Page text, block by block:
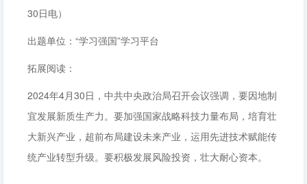
30日电）
出题单位：“学习强国”学习平台
拓展阅读：
2024年4月30日，中共中央政治局召开会议强调，要因地制
宜发展新质生产力。要加强国家战略科技力量布局，培育壮
大新兴产业，超前布局建设未来产业，运用先进技术赋能传
统产业转型升级。要积极发展风险投资，壮大耐心资本。